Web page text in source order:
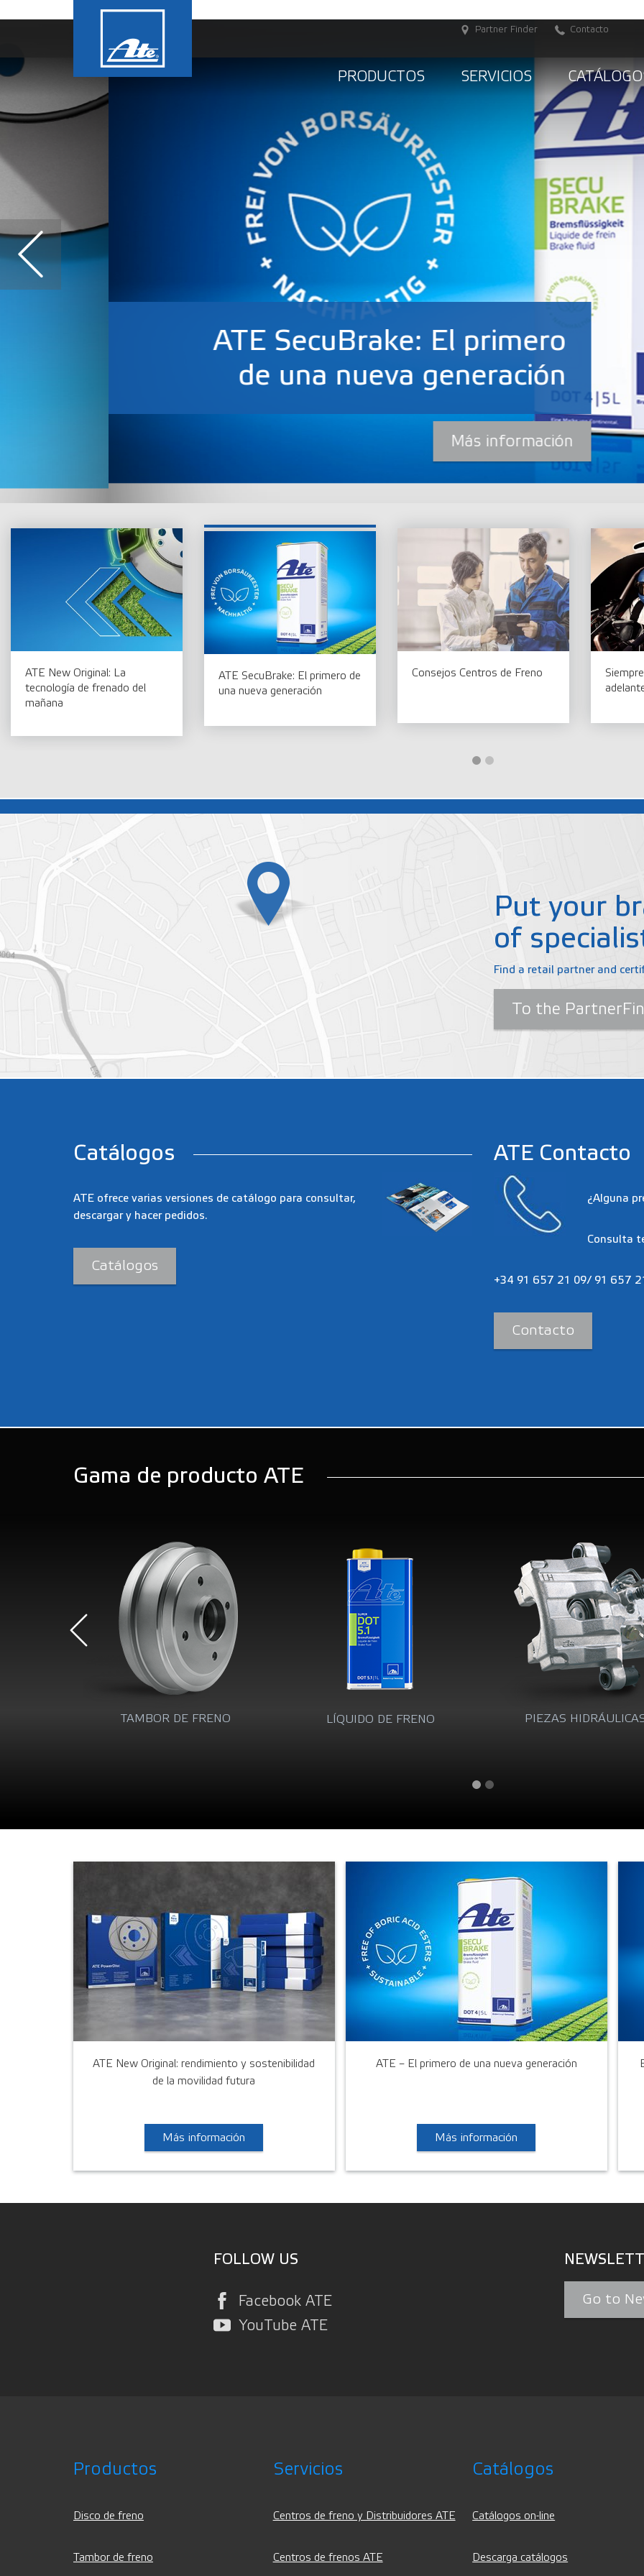
Partner Finder Contacto
PRODUCTOS SERVICIOS
ATE SecuBrake: El primero
de una nueva generación
Más información
ATE New Original: La
tecnología de frenado del
mañana
ATE SecuBrake: El primero de
una nueva generación
Consejos Centros de Freno
Put your
of
Find a retail partner and
To the
Catálogos
ATE ofrece varias versiones de catálogo para consultar,
descargar y hacer pedidos.
Catálogos
ATE Contacto
¿Alguna
Consulta
+34 91 657 21 09/ 91 657
Contacto
Gama de producto ATE
LÍQUIDO DE FRENO PIEZAS HIDRÁULICAS PIEZAS DE
ATE New Original: rendimiento y sostenibilidad
de la movilidad futura
Más información
ATE – El primero de una nueva generación
Más información
FOLLOW US
Facebook ATE
YouTube ATE
Go to
Productos
Disco de freno
Tambor de freno
Servicios
Centros de freno y Distribuidores ATE
Centros de frenos ATE
Catálogos
Catálogos on-line
Descarga catálogos